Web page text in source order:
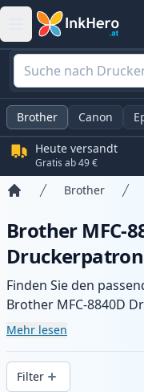
Brother Canon
Heute versandt
Gratis ab 49 €
Brother
Brother MFC-
Finden Sie den
Brother MFC-8840D
Auswahl an
Druckqualität und
lokalem Lager in .
Mehr lesen
Filter